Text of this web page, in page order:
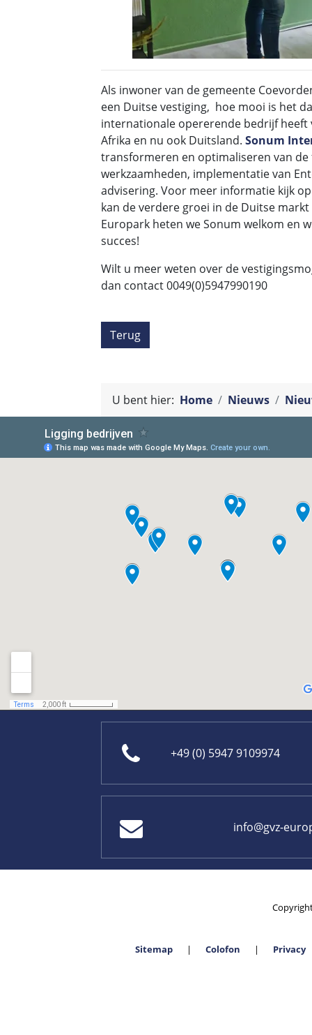
Als inwoner van de gemeente
een Duitse vestiging, hoe mooi is het
internationale opererende bedrijf heeft
Afrika en nu ook Duitsland. Sonum
transformeren en optimaliseren van
werkzaamheden, implementatie van
advisering. Voor meer informatie kijk
kan de verdere groei in de Duitse
Europark heten we Sonum welkom en
succes!
Wilt u meer weten over de
dan contact 0049(0)5947990190
Terug
U bent hier: Home Nieuws
+49 (0) 5947 9109974
info@gvz-
Sitemap Colofon Privacy